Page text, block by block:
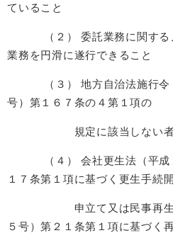
ていること
（２） 委託業務に関するノ
業務を円滑に遂行できること
（３） 地方自治法施行令（
号）第１６７条の４第１項の
規定に該当しない者で
（４） 会社更生法（平成１
１７条第１項に基づく更生手続
申立て又は民事再生法（
５号）第２１条第１項に基づく